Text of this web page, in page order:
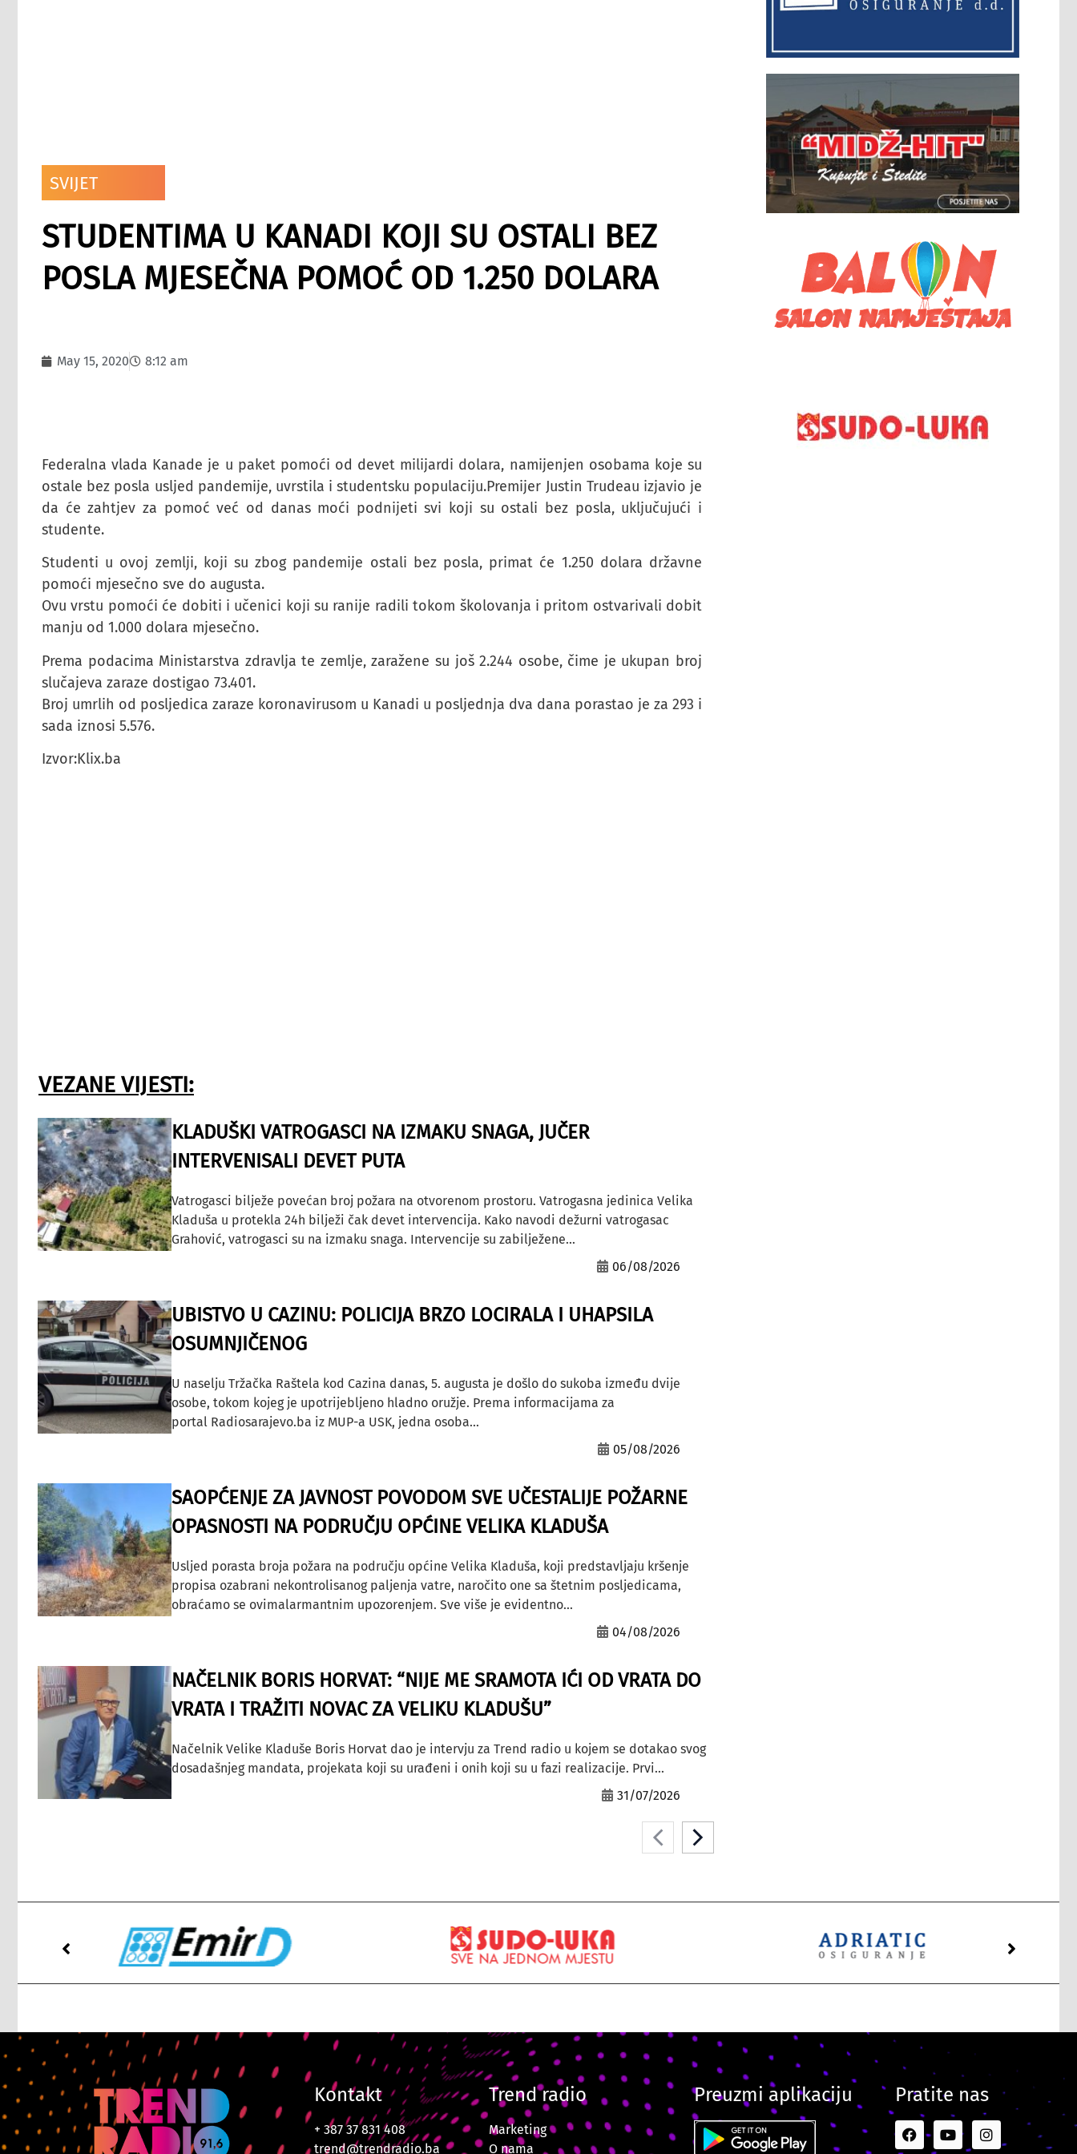
SVIJET
STUDENTIMA U KANADI KOJI SU OSTALI BEZ
POSLA MJESEČNA POMOĆ OD 1.250 DOLARA
May 15, 2020 8:12 am
Federalna vlada Kanade je u paket pomoći od devet milijardi dolara, namijenjen osobama koje su
ostale bez posla usljed pandemije, uvrstila i studentsku populaciju.Premijer Justin Trudeau izjavio je
da će zahtjev za pomoć već od danas moći podnijeti svi koji su ostali bez posla, uključujući i
studente.
Studenti u ovoj zemlji, koji su zbog pandemije ostali bez posla, primat će 1.250 dolara državne
pomoći mjesečno sve do augusta.
Ovu vrstu pomoći će dobiti i učenici koji su ranije radili tokom školovanja i pritom ostvarivali dobit
manju od 1.000 dolara mjesečno.
Prema podacima Ministarstva zdravlja te zemlje, zaražene su još 2.244 osobe, čime je ukupan broj
slučajeva zaraze dostigao 73.401.
Broj umrlih od posljedica zaraze koronavirusom u Kanadi u posljednja dva dana porastao je za 293 i
sada iznosi 5.576.
Izvor:Klix.ba
VEZANE VIJESTI:
KLADUŠKI VATROGASCI NA IZMAKU SNAGA, JUČER
INTERVENISALI DEVET PUTA
Vatrogasci bilježe povećan broj požara na otvorenom prostoru. Vatrogasna jedinica Velika
Kladuša u protekla 24h bilježi čak devet intervencija. Kako navodi dežurni vatrogasac
Grahović, vatrogasci su na izmaku snaga. Intervencije su zabilježene...
06/08/2026
UBISTVO U CAZINU: POLICIJA BRZO LOCIRALA I UHAPSILA
OSUMNJIČENOG
U naselju Tržačka Raštela kod Cazina danas, 5. augusta je došlo do sukoba između dvije
osobe, tokom kojeg je upotrijebljeno hladno oružje. Prema informacijama za
portal Radiosarajevo.ba iz MUP-a USK, jedna osoba...
05/08/2026
SAOPĆENJE ZA JAVNOST POVODOM SVE UČESTALIJE POŽARNE
OPASNOSTI NA PODRUČJU OPĆINE VELIKA KLADUŠA
Usljed porasta broja požara na području općine Velika Kladuša, koji predstavljaju kršenje
propisa ozabrani nekontrolisanog paljenja vatre, naročito one sa štetnim posljedicama,
obraćamo se ovimalarmantnim upozorenjem. Sve više je evidentno...
04/08/2026
NAČELNIK BORIS HORVAT: “NIJE ME SRAMOTA IĆI OD VRATA DO
VRATA I TRAŽITI NOVAC ZA VELIKU KLADUŠU”
Načelnik Velike Kladuše Boris Horvat dao je intervju za Trend radio u kojem se dotakao svog
dosadašnjeg mandata, projekata koji su urađeni i onih koji su u fazi realizacije. Prvi...
31/07/2026
Kontakt
+ 387 37 831 408
trend@trendradio.ba
Trend radio
Marketing
O nama
Preuzmi aplikaciju Pratite nas